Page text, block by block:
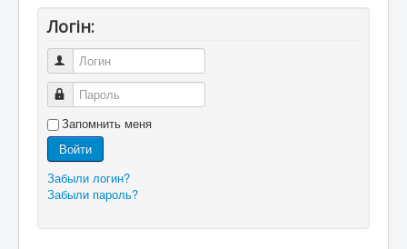
Логін:
Логин
Пароль
Запомнить меня
Войти
Забыли логин?
Забыли пароль?